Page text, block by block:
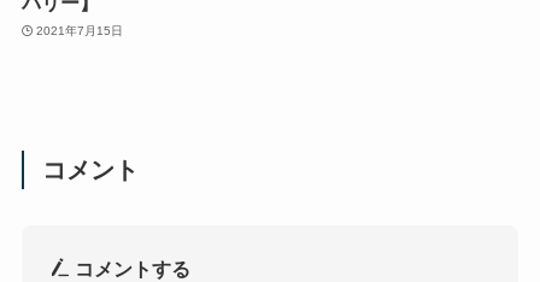
2021年7月15日
コメント
コメントする